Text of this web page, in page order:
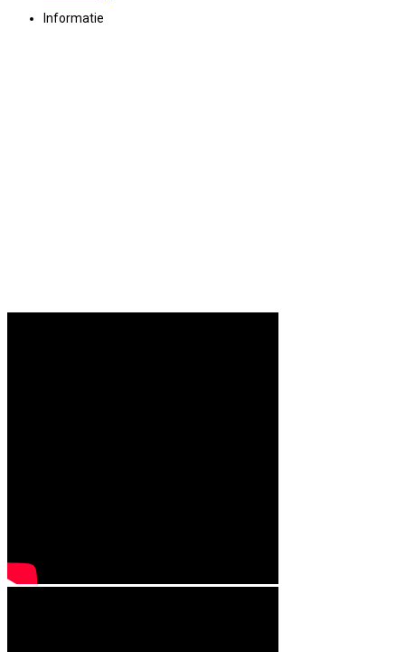
Informatie